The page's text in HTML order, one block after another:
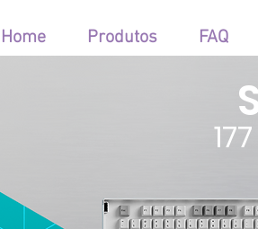
Home Produtos FAQ